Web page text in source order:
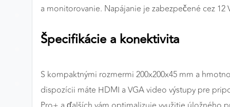
a monitorovanie. Napájanie je zabezpečené cez 12
Špecifikácie a konektivita
S kompaktnými rozmermi 200x200x45 mm a
dispozícii máte HDMI a VGA video výstupy pre
Poskytovateľ: Google
MARKETINGOVÉ COOKIES
Marketingové cookies sa používajú na sledovanie